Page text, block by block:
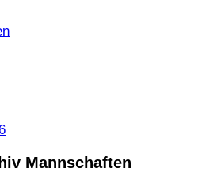
Mannschaften